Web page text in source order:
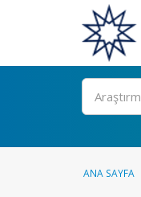
Ara
ANA SAYFA